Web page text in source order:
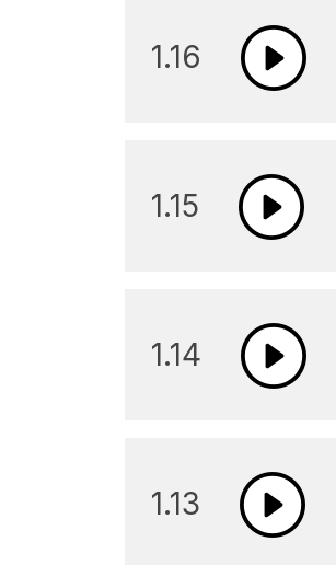
1.16
1.15
1.14
1.13